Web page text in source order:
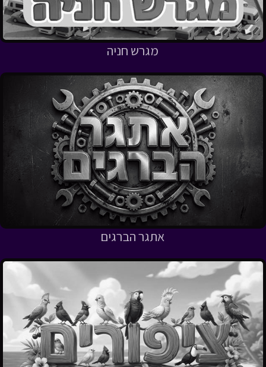
מגרש חניה
אתגר הברגים